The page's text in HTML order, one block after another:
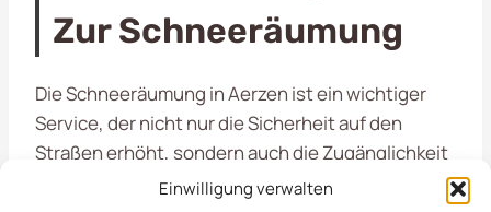
Einwilligung verwalten
Zur Schneeräumung
Die Schneeräumung in Aerzen ist ein wichtiger
Service, der nicht nur die Sicherheit auf den
Straßen erhöht, sondern auch die Zugänglichkeit
von Grundstücken gewährleistet. Durch